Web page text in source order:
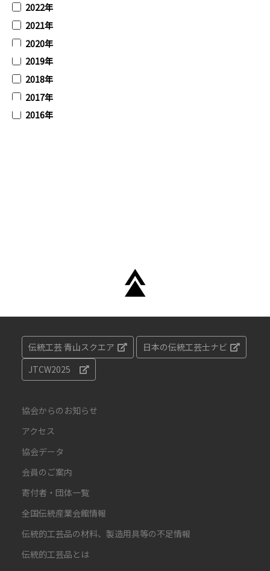
2022年
2021年
2020年
2019年
2018年
2017年
2016年
伝統工芸 青山スクエア
日本の伝統工芸士ナビ
JTCW2025
協会からのお知らせ
アクセス
協会データ
会員のご案内
寄付者・団体一覧
全国伝統産業会館情報
伝統的工芸品の材料、製造用具等の不足情報
伝統的工芸品とは